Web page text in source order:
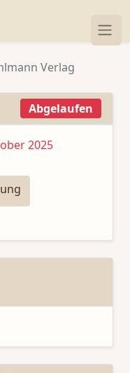
Verlag
Abgelaufen
2025